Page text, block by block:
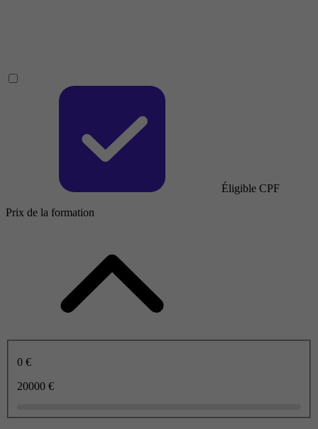
Éligible CPF
Prix de la formation
0 €
20000 €